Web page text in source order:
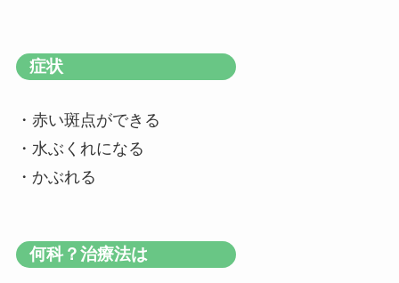
症状
・赤い斑点ができる
・水ぶくれになる
・かぶれる
何科？治療法は